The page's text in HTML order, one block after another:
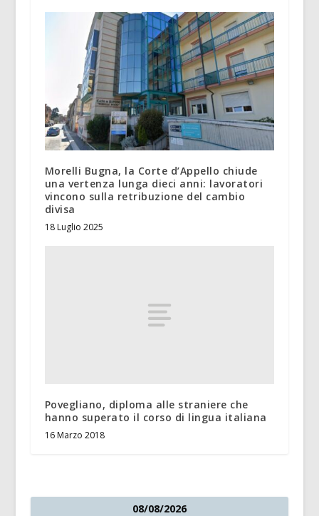
Morelli Bugna, la Corte d’Appello chiude
una vertenza lunga dieci anni: lavoratori
vincono sulla retribuzione del cambio
divisa
18 Luglio 2025
Povegliano, diploma alle straniere che
hanno superato il corso di lingua italiana
16 Marzo 2018
08/08/2026